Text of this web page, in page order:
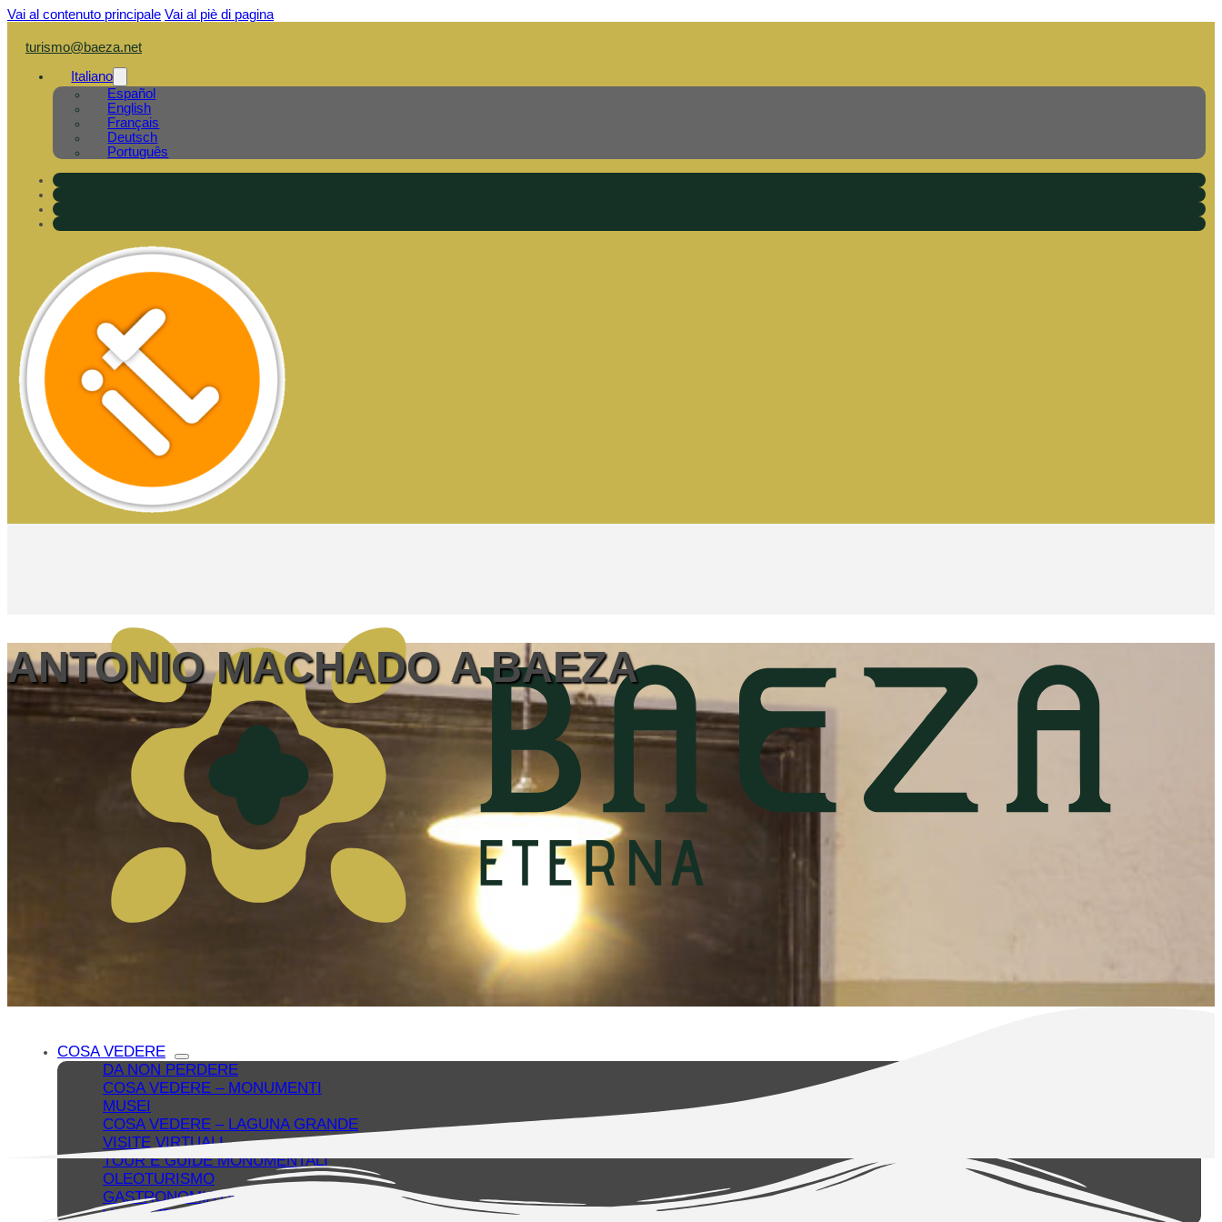
Vai al contenuto principale Vai al piè di pagina
turismo@baeza.net
Italiano
Español
English
Français
Deutsch
Português
COSA VEDERE
DA NON PERDERE
COSA VEDERE – MONUMENTI
MUSEI
COSA VEDERE – LAGUNA GRANDE
VISITE VIRTUALI
TOUR E GUIDE MONUMENTALI
OLEOTURISMO
GASTRONOMIA DI BAEZA
VACANZE E SETTIMANA SANTA
ANTONIO MACHADO A BAEZA